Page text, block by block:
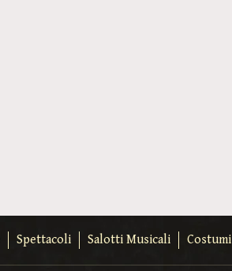
Spettacoli Salotti Musicali Costumi